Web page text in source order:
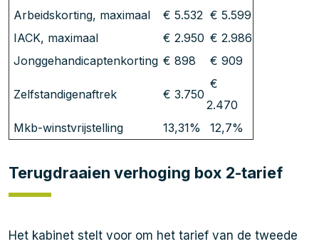
Arbeidskorting, maximaal € 5.532 € 5.599
IACK, maximaal
€ 2.950 € 2.986
Jonggehandicaptenkorting € 898 € 909
Zelfstandigenaftrek € 3.750
€
2.470
Mkb-winstvrijstelling
13,31% 12,7%
Terugdraaien verhoging box 2-tarief
Het kabinet stelt voor om het tarief van de tweede